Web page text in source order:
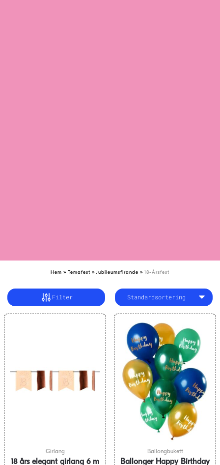
Hem » Temafest » Jubileumsfirande » 18-Årsfest
Filter
Girlang
18 års elegant girlang 6 m
Ballongbukett
Ballonger Happy Birthday